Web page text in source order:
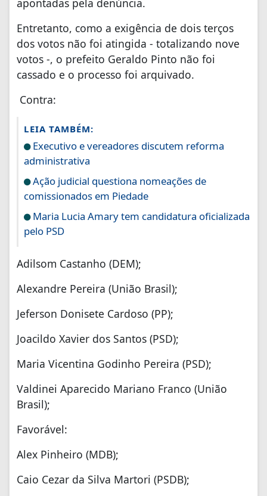
Entretanto, como a exigência de dois terços
dos votos não foi atingida - totalizando nove
votos -, o prefeito Geraldo Pinto não foi
cassado e o processo foi arquivado.
Contra:
LEIA TAMBÉM:
Executivo e vereadores discutem reforma
administrativa
Ação judicial questiona nomeações de
comissionados em Piedade
Maria Lucia Amary tem candidatura oficializada
pelo PSD
Adilsom Castanho (DEM);
Alexandre Pereira (União Brasil);
Jeferson Donisete Cardoso (PP);
Joacildo Xavier dos Santos (PSD);
Maria Vicentina Godinho Pereira (PSD);
Valdinei Aparecido Mariano Franco (União
Brasil);
Favorável:
Alex Pinheiro (MDB);
Caio Cezar da Silva Martori (PSDB);